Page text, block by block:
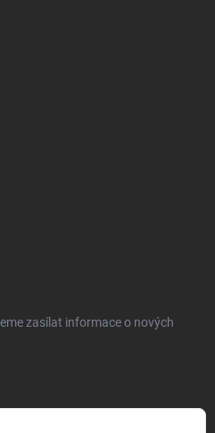
zasílat informace o nových